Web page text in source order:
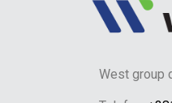
West group